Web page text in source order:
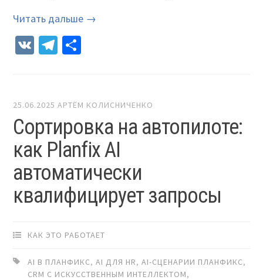
Читать дальше →
VK Telegram
25.06.2025 АРТЁМ КОЛИСНИЧЕНКО
Сортировка на автопилоте:
как Planfix AI
автоматически
квалифицирует запросы
КАК ЭТО РАБОТАЕТ
AI В ПЛАНФИКС,AI ДЛЯ HR,AI-СЦЕНАРИИ ПЛАНФИКС,
CRM С ИСКУССТВЕННЫМ ИНТЕЛЛЕКТОМ,